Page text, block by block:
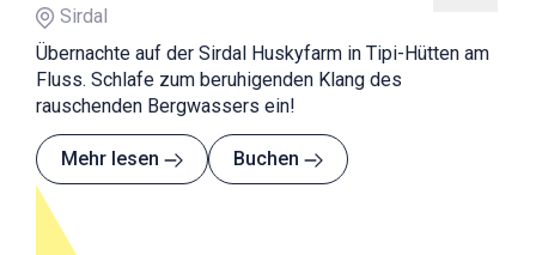
Sirdal
Übernachte auf der Sirdal Huskyfarm in Tipi-Hütten am
Fluss. Schlafe zum beruhigenden Klang des
rauschenden Bergwassers ein!
Mehr lesen Buchen